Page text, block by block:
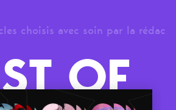
choisis avec soin par la rédac
OF